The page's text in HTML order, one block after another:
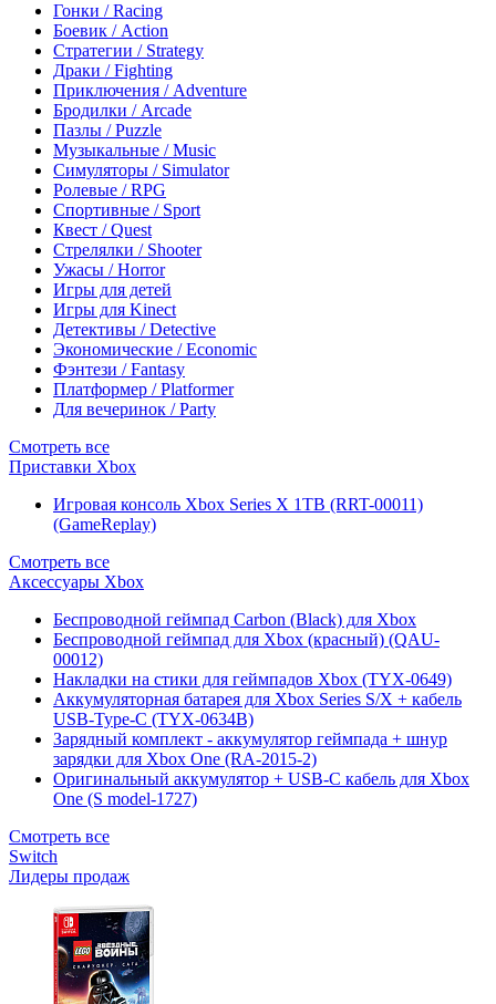
Гонки / Racing
Боевик / Action
Стратегии / Strategy
Драки / Fighting
Приключения / Adventure
Бродилки / Arcade
Пазлы / Puzzle
Музыкальные / Music
Симуляторы / Simulator
Ролевые / RPG
Спортивные / Sport
Квест / Quest
Стрелялки / Shooter
Ужасы / Horror
Игры для детей
Игры для Kinect
Детективы / Detective
Экономические / Economic
Фэнтези / Fantasy
Платформер / Platformer
Для вечеринок / Party
Смотреть все
Приставки Xbox
Игровая консоль Xbox Series X 1TB (RRT-00011)
(GameReplay)
Смотреть все
Аксессуары Xbox
Беспроводной геймпад Carbon (Black) для Xbox
Беспроводной геймпад для Xbox (красный) (QAU-
00012)
Накладки на стики для геймпадов Xbox (TYX-0649)
Аккумуляторная батарея для Xbox Series S/X + кабель
USB-Type-C (TYX-0634B)
Зарядный комплект - аккумулятор геймпада + шнур
зарядки для Xbox One (RA-2015-2)
Оригинальный аккумулятор + USB-C кабель для Xbox
One (S model-1727)
Смотреть все
Switch
Лидеры продаж